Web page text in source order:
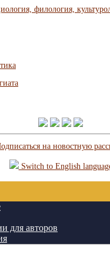
на новостную
Switch to English
для авторов